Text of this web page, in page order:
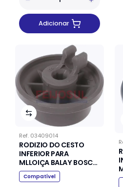
Adicionar
Ref. 03409014
RODIZIO DO CESTO
INFERIOR PARA
MLLOIÇA BALAY BOSCH
SIEMENS
Compatível